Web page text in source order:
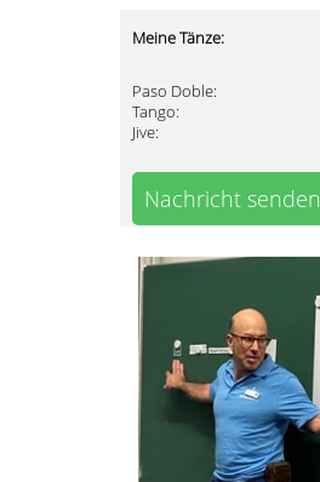
Meine Tänze:
Paso Doble:
Tango:
Jive:
Nachricht senden